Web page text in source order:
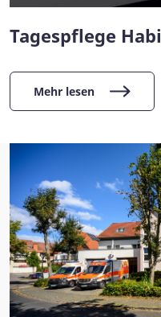
Tagespflege
Mehr lesen